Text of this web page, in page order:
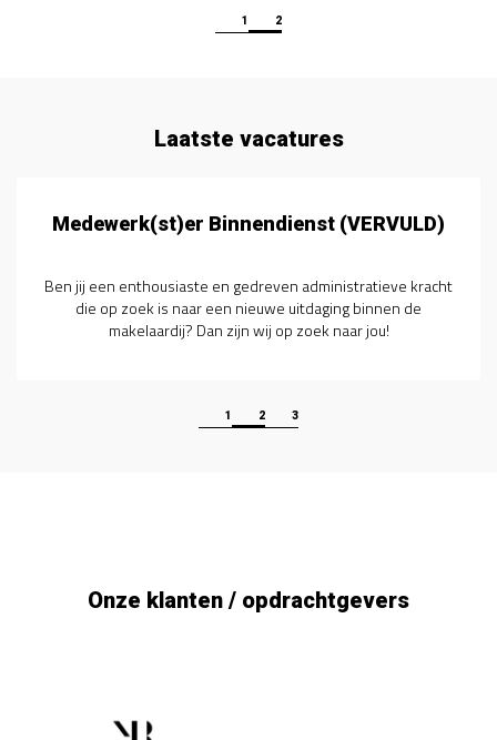
1 2
Laatste vacatures
Medewerk(st)er Binnendienst (VERVULD)
Ben jij een enthousiaste en gedreven administratieve kracht
die op zoek is naar een nieuwe uitdaging binnen de
makelaardij? Dan zijn wij op zoek naar jou!
1 2 3
Onze klanten / opdrachtgevers